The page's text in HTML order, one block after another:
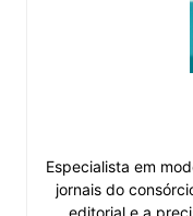
Especialista em
jornais do
editorial e a